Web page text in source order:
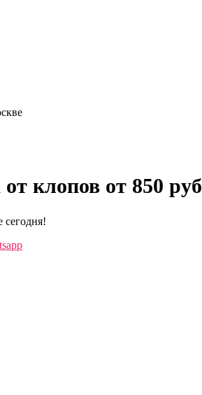
клопов от 850 руб